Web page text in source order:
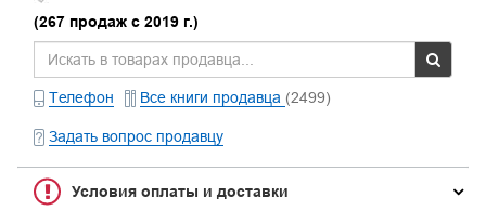
(267 продаж с 2019 г.)
Телефон Все книги продавца (2499)
Задать вопрос продавцу
Условия оплаты и доставки